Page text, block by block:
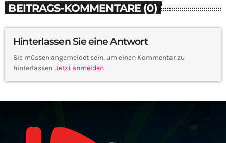
BEITRAGS-KOMMENTARE (0)
Hinterlassen Sie eine Antwort
Sie müssen angemeldet sein, um einen Kommentar zu
hinterlassen. Jetzt anmelden